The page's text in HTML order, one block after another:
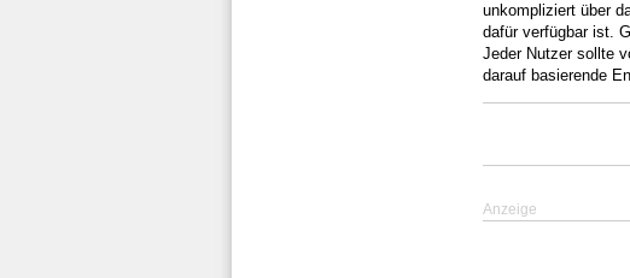
unkompliziert über
dafür verfügbar ist.
Jeder Nutzer sollte
darauf basierende
Anzeige